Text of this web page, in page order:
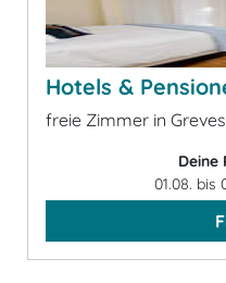
Hotels &
freie Zimmer in
Deine
01.08. bis